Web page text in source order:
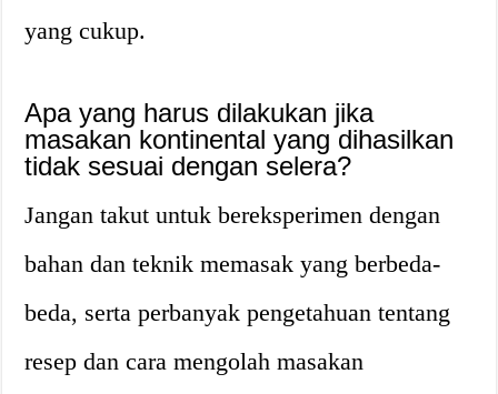
yang cukup.
Apa yang harus dilakukan jika
masakan kontinental yang dihasilkan
tidak sesuai dengan selera?
Jangan takut untuk bereksperimen dengan
bahan dan teknik memasak yang berbeda-
beda, serta perbanyak pengetahuan tentang
resep dan cara mengolah masakan